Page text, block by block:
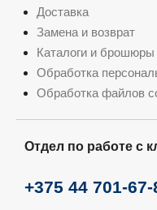
Доставка
Замена и возврат
Каталоги и брошюры
Обработка
Обработка файлов
Отдел по работе с
+375 44 701-67-